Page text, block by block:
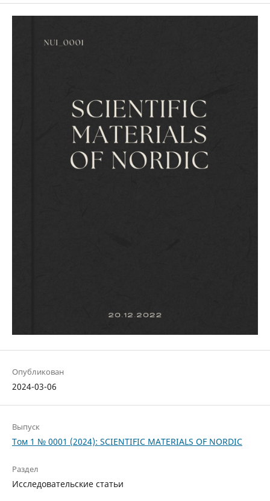
Опубликован
2024-03-06
Выпуск
Том 1 № 0001 (2024): SCIENTIFIC MATERIALS OF NORDIC
Раздел
Исследовательские статьи